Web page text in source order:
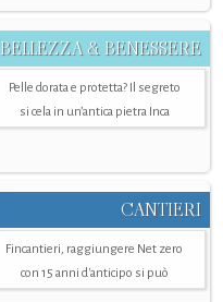
BELLEZZA & BENESSERE
Pelle dorata e protetta? Il segreto
si cela in un’antica pietra Inca
CANTIERI
Fincantieri, raggiungere Net zero
con 15 anni d'anticipo si può